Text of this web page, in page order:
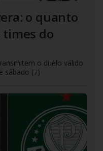
o quanto
times do
o duelo válido
sábado (7)